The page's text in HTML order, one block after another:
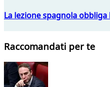
La lezione spagnola obbliga
Raccomandati per te